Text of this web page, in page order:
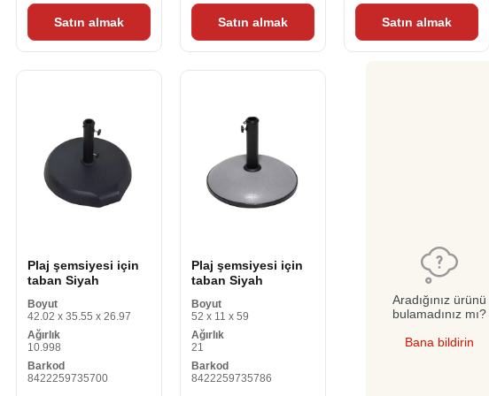
Satın almak Satın almak Satın almak
Plaj şemsiyesi için
taban Siyah
Boyut
42.02 x 35.55 x 26.97
Ağırlık
10.998
Barkod
8422259735700
Plaj şemsiyesi için
taban Siyah
Boyut
52 x 11 x 59
Ağırlık
21
Barkod
8422259735786
Aradığınız ürünü
bulamadınız mı?
Bana bildirin